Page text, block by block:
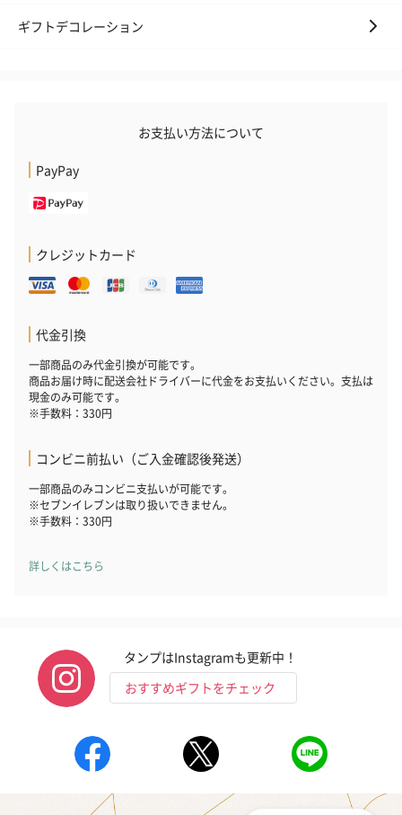
ギフトデコレーション
お支払い方法について
PayPay
クレジットカード
代金引換
一部商品のみ代金引換が可能です。
商品お届け時に配送会社ドライバーに代金をお支払いください。支払は
現金のみ可能です。
※手数料：330円
コンビニ前払い（ご入金確認後発送）
一部商品のみコンビニ支払いが可能です。
※セブンイレブンは取り扱いできません。
※手数料：330円
詳しくはこちら
タンプはInstagramも更新中！
おすすめギフトをチェック